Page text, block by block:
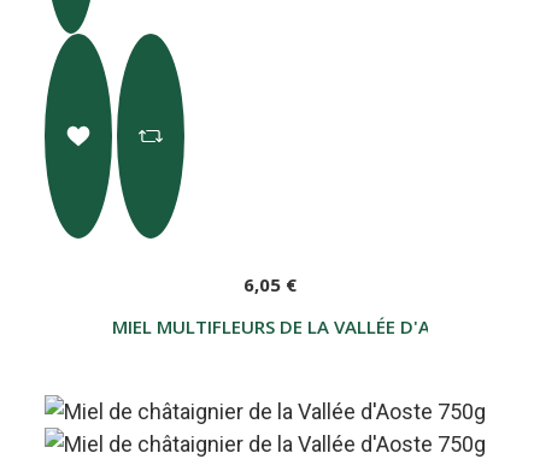
MIEL MULTIFLEURS DE LA VALLÉE D'AOSTE 200 G
6,05 €